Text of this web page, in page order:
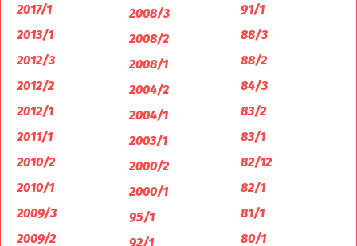
2017/1
2013/1
2012/3
2012/2
2012/1
2011/1
2010/2
2010/1
2009/3
2009/2
2008/3
2008/2
2008/1
2004/2
2004/1
2003/1
2000/2
2000/1
95/1
92/1
91/1
88/3
88/2
84/3
83/2
83/1
82/12
82/1
81/1
80/1